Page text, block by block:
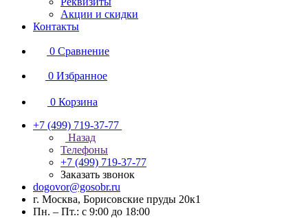
Акции и скидки
Контакты
0 Сравнение
0 Избранное
0 Корзина
+7 (499) 719-37-77
Назад
Телефоны
+7 (499) 719-37-77
Заказать звонок
dogovor@gosobr.ru
г. Москва, Борисовские пруды 20к1
Пн. – Пт.: с 9:00 до 18:00